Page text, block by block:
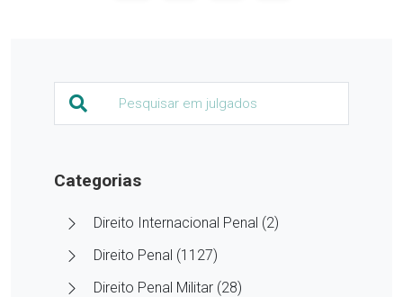
Categorias
Direito Internacional Penal (2)
Direito Penal (1127)
Direito Penal Militar (28)